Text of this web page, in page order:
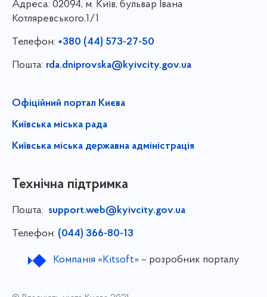
Адреса: 02094, м. Київ, бульвар Івана
Котляревського,1/1
Телефон: +380 (44) 573-27-50
Пошта: rda.dniprovska@kyivcity.gov.ua
Офіційний портал Києва
Київська міська рада
Київська міська державна адміністрація
Технічна підтримка
Пошта: support.web@kyivcity.gov.ua
Телефон: (044) 366-80-13
Компанія «Kitsoft»– розробник порталу